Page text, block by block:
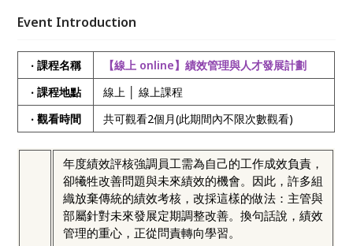
了解績效管理的關鍵因素為何、進一步達到績效管理成
劃，達成企業穩健發展。
Event Introduction
‧ 課程名稱
【線上 online】績效管理與人才發展計劃
‧ 課程地點
線上 │ 線上課程
‧ 觀看時間
共可觀看2個月(此期間內不限次數觀看)
年度績效評核強調員工需為自己的工作成效負責，
卻犧牲改善問題與未來績效的機會。因此，許多組
織放棄傳統的績效考核，改採這樣的做法：主管與
部屬針對未來發展定期調整改善。換句話說，績效
管理的重心，正從問責轉向學習。